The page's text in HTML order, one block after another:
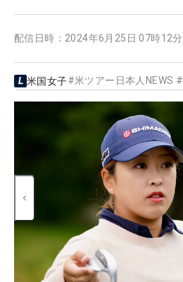
配信日時： 2024年6月25日 07時12分
米国女子#米ツアー日本人NEWS #